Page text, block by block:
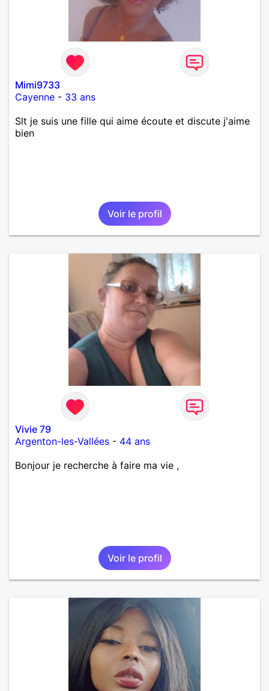
Mimi9733
Cayenne - 33 ans
Slt je suis une fille qui aime écoute et discute j'aime
bien
Voir le profil
Vivie 79
Argenton-les-Vallées - 44 ans
Bonjour je recherche à faire ma vie ,
Voir le profil